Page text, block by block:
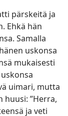
pärskeitä ja
Ehkä hän
Samalla
uskonsa
mukaisesti
uimari, mutta
”Herra,
ja veti